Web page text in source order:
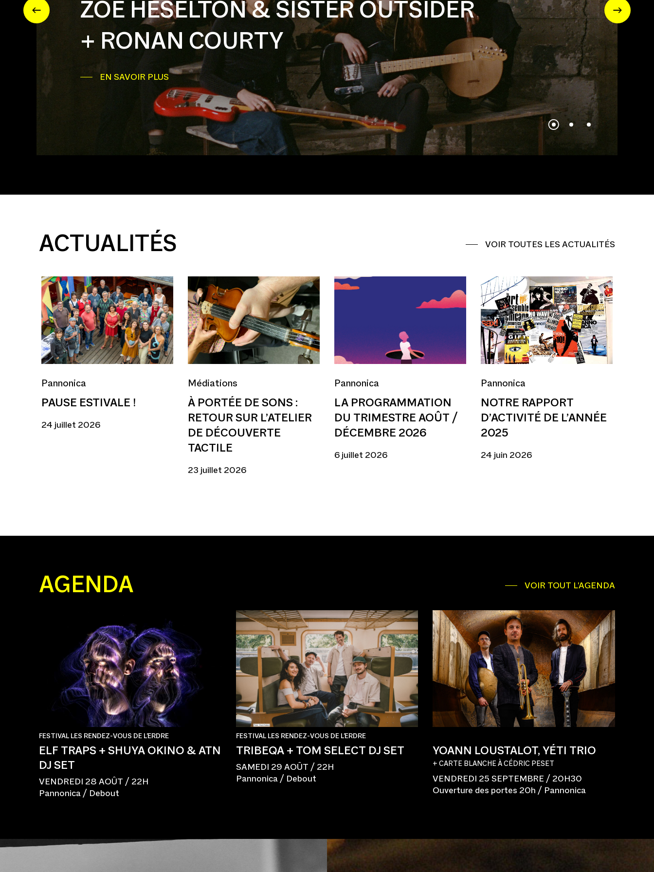
ZOE HESELTON & SISTER OUTSIDER
+ RONAN COURTY
EN SAVOIR PLUS
LEA MARIA
EN SAVOIR PLUS
ACTUALITÉS VOIR TOUTES LES ACTUALITÉS
Pannonica
PAUSE ESTIVALE !
24 juillet 2026
Médiations
À PORTÉE DE SONS :
RETOUR SUR L’ATELIER
DE DÉCOUVERTE
TACTILE
23 juillet 2026
Pannonica
LA PROGRAMMATION
DU TRIMESTRE AOÛT /
DÉCEMBRE 2026
6 juillet 2026
Pannonica
NOTRE RAPPORT
D’ACTIVITÉ DE L’ANNÉE
2025
24 juin 2026
AGENDA VOIR TOUT L'AGENDA
FESTIVAL LES RENDEZ-VOUS DE L'ERDRE
ELF TRAPS + SHUYA OKINO & ATN
DJ SET
VENDREDI 28 AOÛT / 22H
Pannonica / Debout
FESTIVAL LES RENDEZ-VOUS DE L'ERDRE
TRIBEQA + TOM SELECT DJ SET
SAMEDI 29 AOÛT / 22H
Pannonica / Debout
YOANN LOUSTALOT, YÉTI TRIO
+ CARTE BLANCHE À CÉDRIC PESET
VENDREDI 25 SEPTEMBRE / 20H30
Ouverture des portes 20h / Pannonica